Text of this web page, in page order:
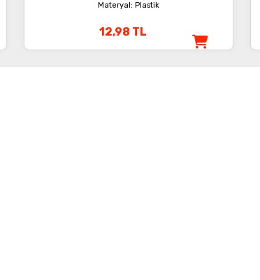
Materyal: Plastik
12,98 TL